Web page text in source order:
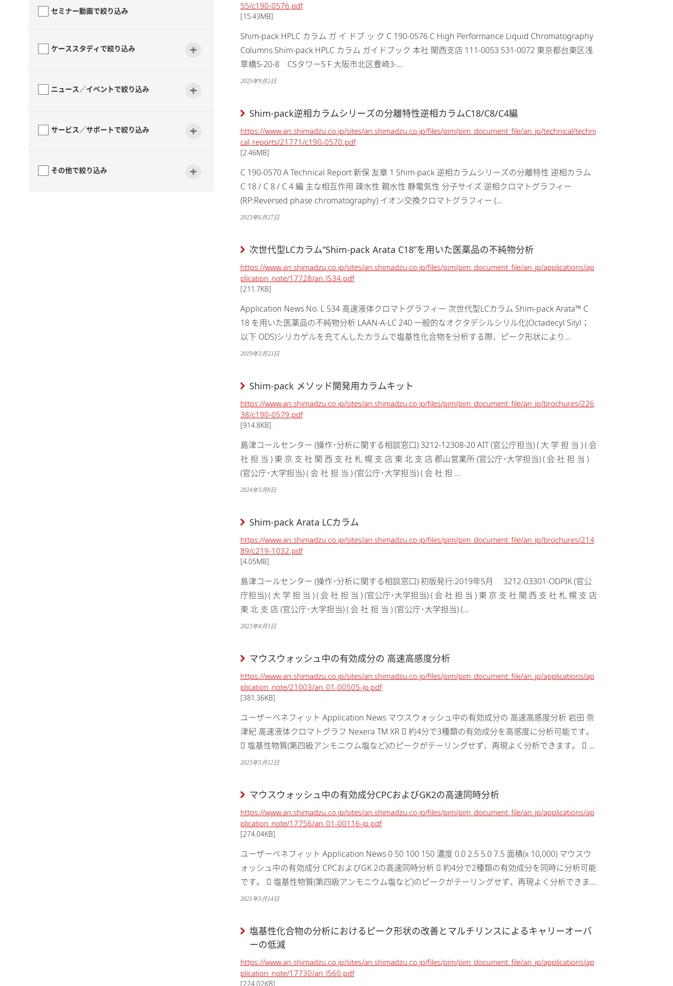
セミナー動画で絞り込み
ケーススタディで絞り込み +
ニュース／イベントで絞り込み +
サービス／サポートで絞り込み +
その他で絞り込み +
55/c190-0576.pdf
[15.43MB]
Shim-pack HPLC カラム ガ イ ドブ ッ ク C 190-0576 C High Performance Liquid Chromatography
Columns Shim-pack HPLC カラム ガイドブック 本社 関西支店 111-0053 531-0072 東京都台東区浅
草橋5-20-8 CSタワー5 F 大阪市北区豊崎3-...
2025年9月2日
Shim-pack逆相カラムシリーズの分離特性逆相カラムC18/C8/C4編
https://www.an.shimadzu.co.jp/sites/an.shimadzu.co.jp/files/pim/pim_document_file/an_jp/technical/techni
cal_reports/21771/c190-0570.pdf
[2.46MB]
C 190-0570 A Technical Report 新保 友章 1 Shim-pack 逆相カラムシリーズの分離特性 逆相カラム
C 18 / C 8 / C 4 編 主な相互作用 疎水性 親水性 静電気性 分子サイズ 逆相クロマトグラフィー
(RP:Reversed phase chromatography) イオン交換クロマトグラフィー (...
2023年6月27日
次世代型LCカラム“Shim-pack Arata C18”を用いた医薬品の不純物分析
https://www.an.shimadzu.co.jp/sites/an.shimadzu.co.jp/files/pim/pim_document_file/an_jp/applications/ap
plication_note/17728/an_l534.pdf
[211.7KB]
Application News No. L 534 高速液体クロマトグラフィー 次世代型LCカラム Shim-pack Arata™ C
18 を用いた医薬品の不純物分析 LAAN-A-LC 240 一般的なオクタデシルシリル化(Octadecyl Silyl；
以下 ODS)シリカゲルを充てんしたカラムで塩基性化合物を分析する際、ピーク形状により...
2019年3月23日
Shim-pack メソッド開発用カラムキット
https://www.an.shimadzu.co.jp/sites/an.shimadzu.co.jp/files/pim/pim_document_file/an_jp/brochures/226
38/c190-0579.pdf
[914.8KB]
島津コールセンター (操作･分析に関する相談窓口) 3212-12308-20 AIT (官公庁担当) ( 大 学 担 当 ) ( 会
社 担 当 ) 東 京 支 社 関 西 支 社 札 幌 支 店 東 北 支 店 郡山営業所 (官公庁･大学担当) ( 会 社 担 当 )
(官公庁･大学担当) ( 会 社 担 当 ) (官公庁･大学担当) ( 会 社 担 ...
2024年3月8日
Shim-pack Arata LCカラム
https://www.an.shimadzu.co.jp/sites/an.shimadzu.co.jp/files/pim/pim_document_file/an_jp/brochures/214
89/c219-1032.pdf
[4.05MB]
島津コールセンター (操作･分析に関する相談窓口) 初版発行:2019年5月 3212-03301-ODPIK (官公
庁担当) ( 大 学 担 当 ) ( 会 社 担 当 ) (官公庁･大学担当) ( 会 社 担 当 ) 東 京 支 社 関 西 支 社 札 幌 支 店
東 北 支 店 (官公庁･大学担当) ( 会 社 担 当 ) (官公庁･大学担当) (...
2023年4月3日
マウスウォッシュ中の有効成分の 高速高感度分析
https://www.an.shimadzu.co.jp/sites/an.shimadzu.co.jp/files/pim/pim_document_file/an_jp/applications/ap
plication_note/21003/an_01-00505-jp.pdf
[381.36KB]
ユーザーベネフィット Application News マウスウォッシュ中の有効成分の 高速高感度分析 岩田 奈
津紀 高速液体クロマトグラフ Nexera TM XR  約4分で3種類の有効成分を高感度に分析可能です。
 塩基性物質(第四級アンモニウム塩など)のピークがテーリングせず、再現よく分析できます。  フ
ォトダイオードアレイ(PDA)検出器を...
2023年3月12日
マウスウォッシュ中の有効成分CPCおよびGK2の高速同時分析
https://www.an.shimadzu.co.jp/sites/an.shimadzu.co.jp/files/pim/pim_document_file/an_jp/applications/ap
plication_note/17756/an_01-00116-jp.pdf
[274.04KB]
ユーザーベネフィット Application News 0 50 100 150 濃度 0.0 2.5 5.0 7.5 面積(x 10,000) マウスウ
ォッシュ中の有効成分 CPCおよびGK 2の高速同時分析  約4分で2種類の有効成分を同時に分析可能
です。  塩基性物質(第四級アンモニウム塩など)のピークがテーリングせず、再現よく分析できま
す。 ...
2021年3月14日
塩基性化合物の分析におけるピーク形状の改善とマルチリンスによるキャリーオーバ
ーの低減
https://www.an.shimadzu.co.jp/sites/an.shimadzu.co.jp/files/pim/pim_document_file/an_jp/applications/ap
plication_note/17730/an_l560.pdf
[224.02KB]